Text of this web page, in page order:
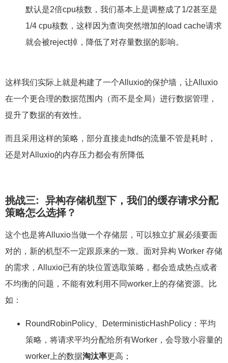
默认是2倍cpu核数，我们基本上是调整成了1/2甚至是
1/4 cpu核数，这样因为查询突然增加的load cache请求
就会被reject掉，降低了对存量数据的影响。
这样我们实际上就是构建了一个Alluxio的保护墙，让Alluxio
在一个更合理的数据范围内（而不是全局）进行数据管理，
提升了数据的有效性。
而且采用这样的策略，部分直接走hdfs的流量不管是耗时，
还是对Alluxio的内存压力都会有所降低
挑战三: 异构存储机型下，我们的缓存请求分配
策略怎么选择？
这个也是将Alluxio当做一个存储层，可以独立扩展必须要面
对的，新的机型不一定跟原来的一致。面对异构 Worker 存储
的需求，Alluxio已有的块位置选取策略，都会造成热点或者
不均衡的问题，不能有效利用不同worker上的存储资源。比
如：
RoundRobinPolicy、DeterministicHashPolicy：平均
策略，将请求平均分配给所有Worker，会导致小容量的
worker上的数据淘汰率更高；